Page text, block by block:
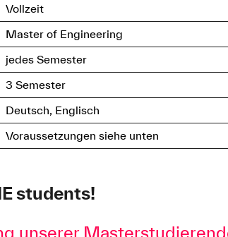
Vollzeit
Master of Engineering
jedes Semester
3 Semester
Deutsch, Englisch
Voraussetzungen siehe unten
students!